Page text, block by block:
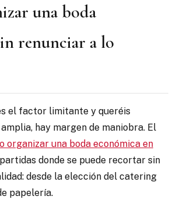
una boda
renunciar a lo
el factor limitante y queréis
hay margen de maniobra. El
organizar una boda económica en
donde se puede recortar sin
desde la elección del catering
papelería.